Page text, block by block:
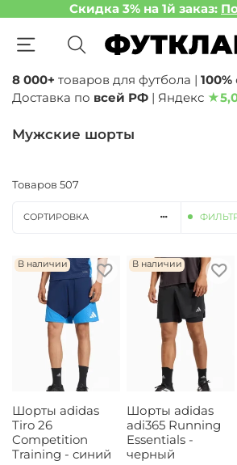
Скидка 3% на 1й заказ:
8 000+ товаров для футбола | 100%
Доставка по всей РФ | Яндекс ★
Мужские шорты
Товаров 507
СОРТИРОВКА
В наличии
Шорты adidas
Tiro 26
Competition
Training - синий
В наличии
Шорты adidas
adi365 Running
Essentials -
черный